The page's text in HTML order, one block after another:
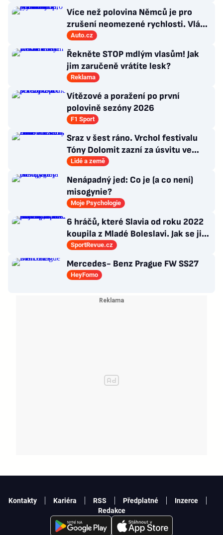
Více než polovina Němců je pro
zrušení neomezené rychlosti. Vláda
řekla, co si o tom myslí
Auto.cz
Řekněte STOP mdlým vlasům! Jak
jim zaručeně vrátíte lesk?
Reklama
Vítězové a poražení po první
polovině sezóny 2026
F1 Sport
Sraz v šest ráno. Vrchol festivalu
Tóny Dolomit zazní za úsvitu ve
3000 metrech
Lidé a země
Nenápadný jed: Co je (a co není)
misogynie?
Moje Psychologie
6 hráčů, které Slavia od roku 2022
koupila z Mladé Boleslavi. Jak se jim
po přestupu do Edenu vedlo?
SportRevue.cz
Mercedes- Benz Prague FW SS27
HeyFomo
Kontakty Kariéra RSS Předplatné
Inzerce
Redakce